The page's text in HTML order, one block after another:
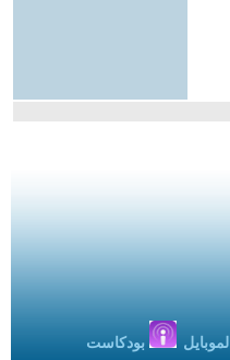
الموبايل بودكاست